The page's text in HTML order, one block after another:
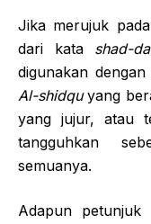
Jika merujuk
dari kata shad-
digunakan
Al-shidquyang
yang jujur, atau
tangguhkan
semuanya.
Adapun petunjuk